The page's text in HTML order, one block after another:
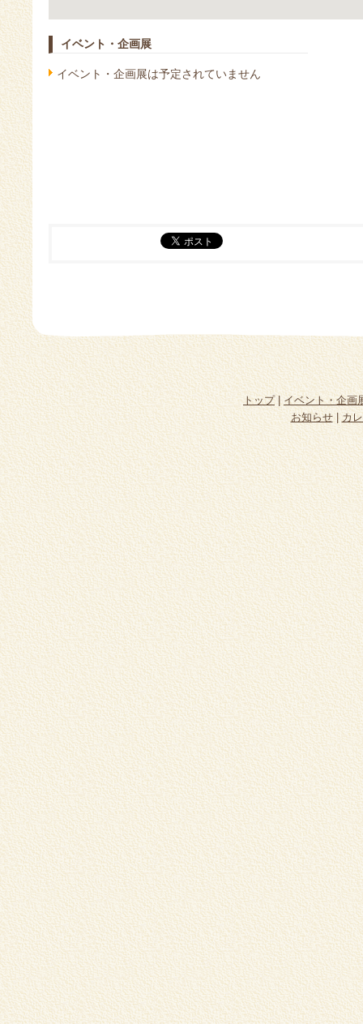
イベント・企画展
イベント・企画展は予定されていません
トップ|イベント・企画
お知らせ|カ